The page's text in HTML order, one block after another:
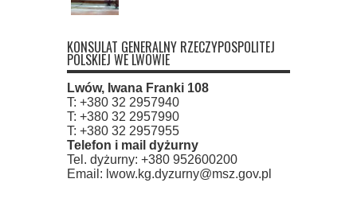
KONSULAT GENERALNY RZECZYPOSPOLITEJ
POLSKIEJ WE LWOWIE
Lwów, Iwana Franki 108
T: +380 32 2957940
T: +380 32 2957990
T: +380 32 2957955
Telefon i mail dyżurny
Tel. dyżurny: +380 952600200
Email: lwow.kg.dyzurny@msz.gov.pl